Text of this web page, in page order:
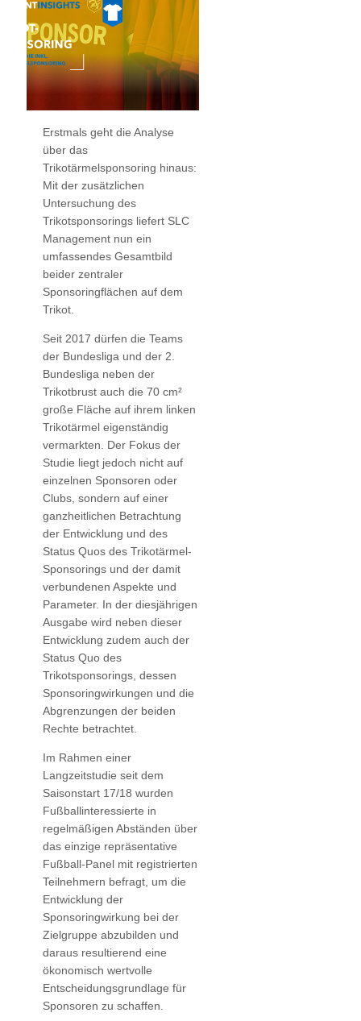
Erstmals geht die Analyse
über das
Trikotärmelsponsoring hinaus:
Mit der zusätzlichen
Untersuchung des
Trikotsponsorings liefert SLC
Management nun ein
umfassendes Gesamtbild
beider zentraler
Sponsoringflächen auf dem
Trikot.
Seit 2017 dürfen die Teams
der Bundesliga und der 2.
Bundesliga neben der
Trikotbrust auch die 70 cm²
große Fläche auf ihrem linken
Trikotärmel eigenständig
vermarkten. Der Fokus der
Studie liegt jedoch nicht auf
einzelnen Sponsoren oder
Clubs, sondern auf einer
ganzheitlichen Betrachtung
der Entwicklung und des
Status Quos des Trikotärmel-
Sponsorings und der damit
verbundenen Aspekte und
Parameter. In der diesjährigen
Ausgabe wird neben dieser
Entwicklung zudem auch der
Status Quo des
Trikotsponsorings, dessen
Sponsoringwirkungen und die
Abgrenzungen der beiden
Rechte betrachtet.
Im Rahmen einer
Langzeitstudie seit dem
Saisonstart 17/18 wurden
Fußballinteressierte in
regelmäßigen Abständen über
das einzige repräsentative
Fußball-Panel mit registrierten
Teilnehmern befragt, um die
Entwicklung der
Sponsoringwirkung bei der
Zielgruppe abzubilden und
daraus resultierend eine
ökonomisch wertvolle
Entscheidungsgrundlage für
Sponsoren zu schaffen.